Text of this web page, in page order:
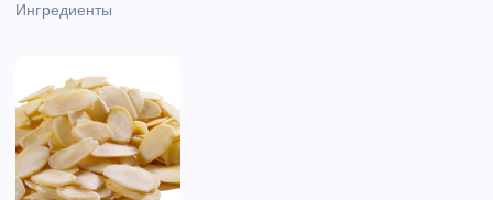
Ингредиенты